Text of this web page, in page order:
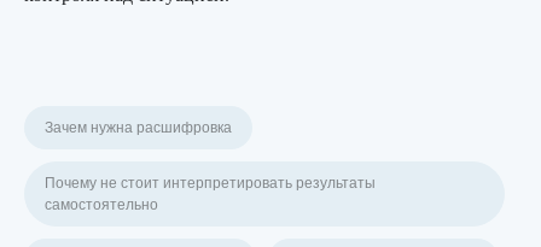
Зачем нужна расшифровка
Почему не стоит интерпретировать результаты
самостоятельно